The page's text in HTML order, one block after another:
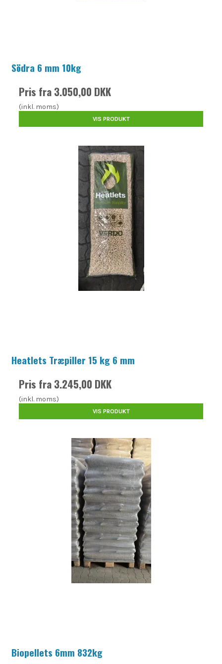
Södra 6 mm 10kg
Pris fra3.050,00 DKK
(inkl. moms)
VIS PRODUKT
Heatlets Træpiller 15 kg 6 mm
Pris fra3.245,00 DKK
(inkl. moms)
VIS PRODUKT
Biopellets 6mm 832kg